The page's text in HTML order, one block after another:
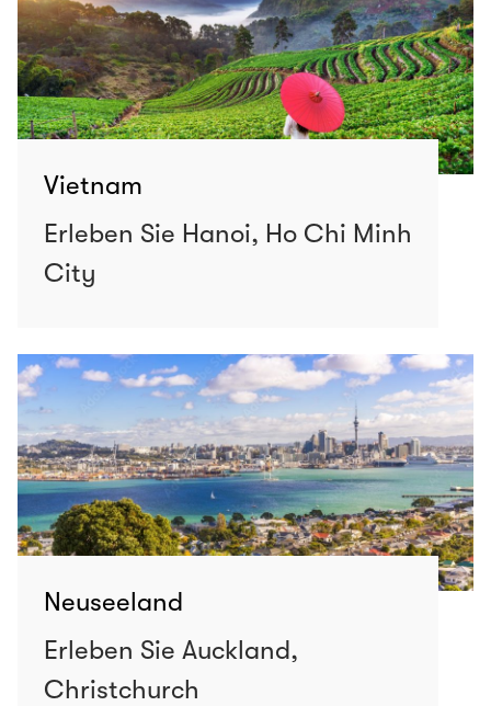
Vietnam
Erleben Sie Hanoi, Ho Chi Minh
City
Neuseeland
Erleben Sie Auckland,
Christchurch